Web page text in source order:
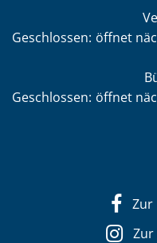
Klicken, um weitere
Geschlossen: öffnet
Klicken, um weitere
Geschlossen: öffnet
Zur
Zur